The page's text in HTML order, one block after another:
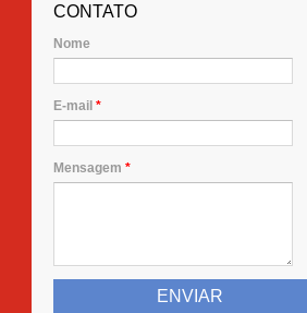
CONTATO
Nome
E-mail *
Mensagem *